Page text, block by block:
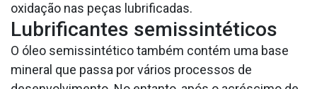
oxidação nas peças lubrificadas.
Lubrificantes semissintéticos
O óleo semissintético também contém uma base
mineral que passa por vários processos de